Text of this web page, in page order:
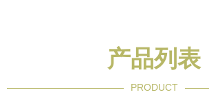
产品列表
PRODUCT